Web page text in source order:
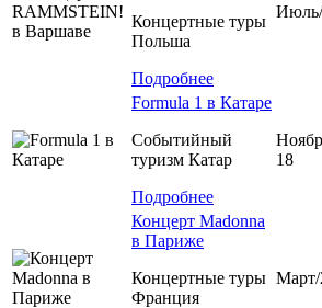
Концертные туры
Польша
Подробнее
Formula 1 в Катаре
Событийный
туризм Катар
Подробнее
18
Концерт Madonna
в Париже
Концертные туры
Франция
Март/